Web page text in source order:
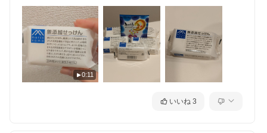
普通のせっけんとはどう違うの？
釜焚き製法の石けんは、乾燥やつっぱり感をやわらげる天然保
湿成分グリセリンを含んでいます。肌をさっぱりと清潔に洗い
上げる豊かな泡立ちです。顔から身体まで全身に使えます。
0:11
いいね 3